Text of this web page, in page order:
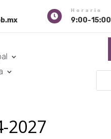

Horario
9:00-15:00
2027